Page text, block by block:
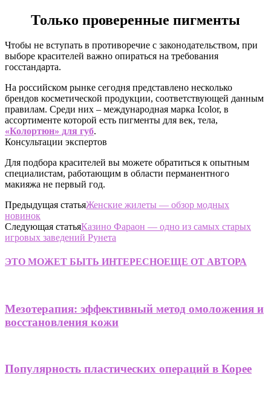
Только проверенные пигменты
Чтобы не вступать в противоречие с законодательством, при
выборе красителей важно опираться на требования
госстандарта.
На российском рынке сегодня представлено несколько
брендов косметической продукции, соответствующей данным
правилам. Среди них – международная марка Icolor, в
ассортименте которой есть пигменты для век, тела,
«Колортюн» для губ.
Консультации экспертов
Для подбора красителей вы можете обратиться к опытным
специалистам, работающим в области перманентного
макияжа не первый год.
Предыдущая статьяЖенские жилеты — обзор модных
новинок
Следующая статьяКазино Фараон — одно из самых старых
игровых заведений Рунета
ЭТО МОЖЕТ БЫТЬ ИНТЕРЕСНОЕЩЕ ОТ АВТОРА
Мезотерапия: эффективный метод омоложения и
восстановления кожи
Популярность пластических операций в Корее